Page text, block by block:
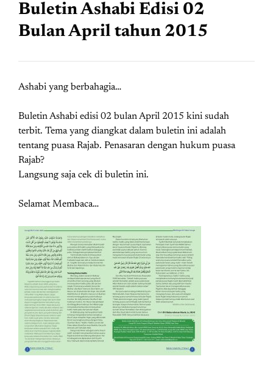
Buletin Ashabi Edisi 02
Bulan April tahun 2015
Ashabi yang berbahagia…
Buletin Ashabi edisi 02 bulan April 2015 kini sudah
terbit. Tema yang diangkat dalam buletin ini adalah
tentang puasa Rajab. Penasaran dengan hukum puasa
Rajab?
Langsung saja cek di buletin ini.
Selamat Membaca…